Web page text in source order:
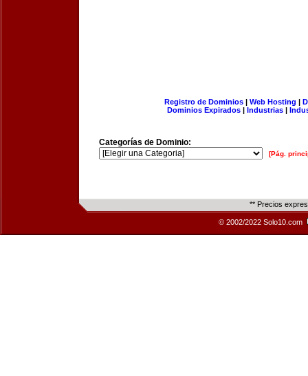
Registro de Dominios| Web Hosting |
Dominios Expirados | Industrias |
Categorías de Dominio:
[Pág.
** Precios
© 2002/2022 Solo10.com